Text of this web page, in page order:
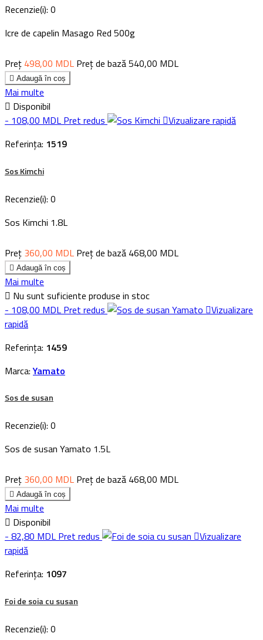
Recenzie(i): 0
Icre de capelin Masago Red 500g
Preț 498,00 MDL Preț de bază540,00 MDL
 Adaugă în coș
Mai multe
 Disponibil
- 108,00 MDL Pret redus Vizualizare rapidă
Referința: 1519
Sos Kimchi
Recenzie(i): 0
Sos Kimchi 1.8L
Preț 360,00 MDL Preț de bază 468,00 MDL
 Adaugă în coș
Mai multe
 Nu sunt suficiente produse in stoc
- 108,00 MDL Pret redus Vizualizare
rapidă
Referința: 1459
Marca:Yamato
Sos de susan
Recenzie(i): 0
Sos de susan Yamato 1.5L
Preț 360,00 MDL Preț de bază 468,00 MDL
 Adaugă în coș
Mai multe
 Disponibil
- 82,80 MDL Pret redus Vizualizare
rapidă
Referința: 1097
Foi de soia cu susan
Recenzie(i): 0